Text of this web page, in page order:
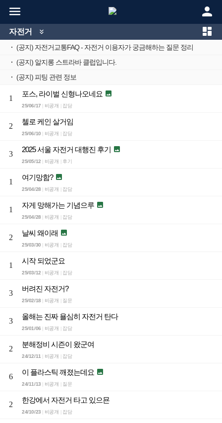
 
자전거  
· (공지) 자전거교통FAQ - 자전거 이용자가 궁금해하는 질문 정리
· (공지) 알지롱 스트라바 클럽입니다.
· (공지) 피팅 관련 정보
1
포스, 라이벌 신형나오네요 
25/06/17 비공개 잡담
2
첼로 케인 살거임
25/06/10 비공개 잡담
3
2025 서울 자전거 대행진 후기 
25/05/12 비공개 후기
1
여기망함? 
25/04/28 비공개 잡담
1
자게 망해가는 기념으루 
25/04/28 비공개 잡담
2
날씨 왜이래 
25/03/30 비공개 잡담
1
시작 되었군요
25/03/12 비공개 잡담
3
버려진 자전거?
25/02/18 비공개 질문
3
올해는 진짜 욜심히 자전거 탄다
25/01/06 비공개 잡담
2
분해정비 시즌이 왔군여
24/12/11| 비공개 잡담
6
이 플라스틱 깨졌는데요 
24/11/13 비공개 질문
2
한강에서 자전거 타고 있으묜
24/10/23 비공개 잡담